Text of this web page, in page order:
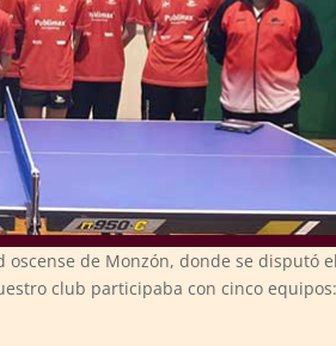
de Monzón, donde se disputó el
club participaba con cinco